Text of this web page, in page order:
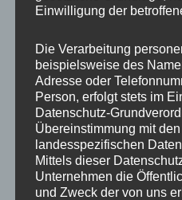
Einwilligung der
Die Verarbeitung
beispielsweise des
Adresse oder
Person, erfolgt stets im
Datenschutz-
Übereinstimmung mit
landesspezifischen
Mittels dieser
Unternehmen die
und Zweck der von uns